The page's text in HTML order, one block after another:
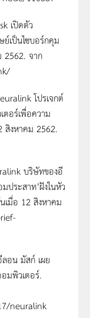
เปิดตัว
เป็นไซบอร์กคุม
2562. จาก
โปรเจกต์
อร์เพื่อความ
สิงหาคม 2562.
บริษัทของอี
ประสาท’ฝังในหัว
มื่อ 12 สิงหาคม
อน มัสก์ เผย
มพิวเตอร์.
neuralink